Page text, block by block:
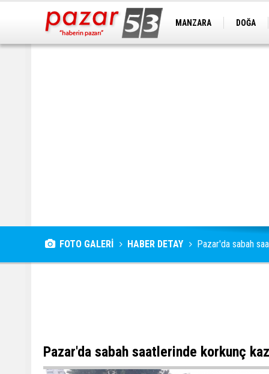
MANZARA DOĞA
FOTO GALERİ HABER DETAY Pazar'da sabah
Pazar'da sabah saatlerinde korkunç